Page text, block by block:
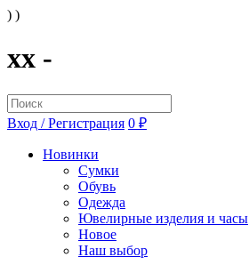
) )
xx -
Вход / Регистрация 0 ₽
Новинки
Сумки
Обувь
Одежда
Ювелирные изделия и часы
Новое
Наш выбор